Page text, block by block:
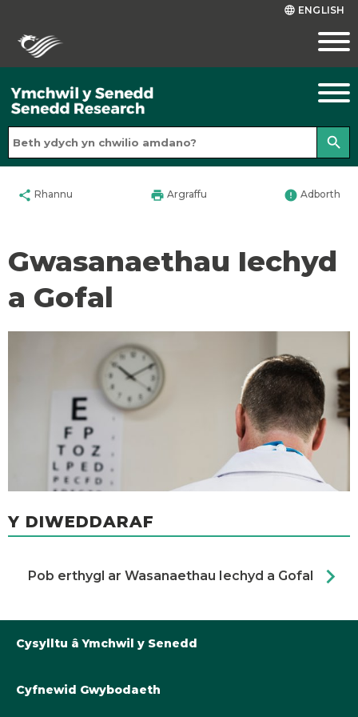
language ENGLISH
search
share Rhannu print Argraffu error Adborth
Gwasanaethau Iechyd
a Gofal
Y DIWEDDARAF
Pob erthygl ar Wasanaethau Iechyd a Gofal chevron_right
Cysylltu â Ymchwil y Senedd
Llyfrgell@Senedd.Cymru
Cyfnewid Gwybodaeth